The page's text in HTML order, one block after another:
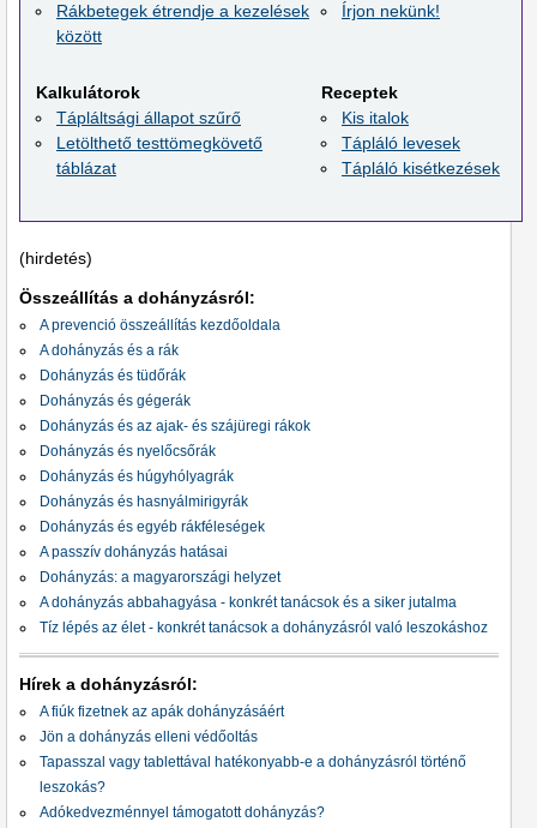
Rákbetegek étrendje a kezelések
között
Írjon nekünk!
Kalkulátorok
Tápláltsági állapot szűrő
Letölthető testtömegkövető
táblázat
Receptek
Kis italok
Tápláló levesek
Tápláló kisétkezések
(hirdetés)
Összeállítás a dohányzásról:
A prevenció összeállítás kezdőoldala
A dohányzás és a rák
Dohányzás és tüdőrák
Dohányzás és gégerák
Dohányzás és az ajak- és szájüregi rákok
Dohányzás és nyelőcsőrák
Dohányzás és húgyhólyagrák
Dohányzás és hasnyálmirigyrák
Dohányzás és egyéb rákféleségek
A passzív dohányzás hatásai
Dohányzás: a magyarországi helyzet
A dohányzás abbahagyása - konkrét tanácsok és a siker jutalma
Tíz lépés az élet - konkrét tanácsok a dohányzásról való leszokáshoz
Hírek a dohányzásról:
A fiúk fizetnek az apák dohányzásáért
Jön a dohányzás elleni védőoltás
Tapasszal vagy tablettával hatékonyabb-e a dohányzásról történő
leszokás?
Adókedvezménnyel támogatott dohányzás?